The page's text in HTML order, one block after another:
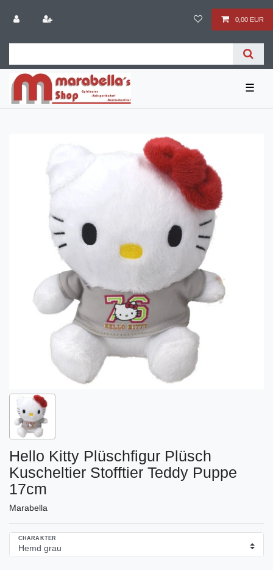
0,00 EUR
☰
Hello Kitty Plüschfigur Plüsch
Kuscheltier Stofftier Teddy Puppe
17cm
Marabella
CHARAKTER